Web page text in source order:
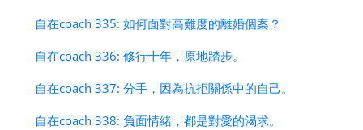
自在coach 335: 如何面對高難度的離婚個案？
自在coach 336: 修行十年，原地踏步。
自在coach 337: 分手，因為抗拒關係中的自己。
自在coach 338: 負面情緒，都是對愛的渴求。